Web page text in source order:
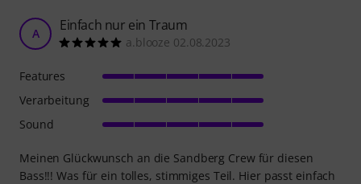
A Einfach nur ein Traum
a.blooze 02.08.2023
Meinen Glückwunsch an die Sandberg Crew für diesen
Bass!!! Was für ein tolles, stimmiges Teil. Hier passt einfach
Features
Verarbeitung
Sound